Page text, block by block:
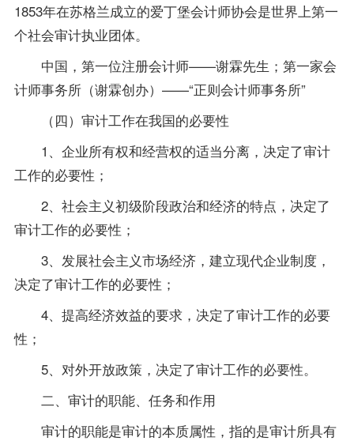
1853年在苏格兰成立的爱丁堡会计师协会是世界上第一
个社会审计执业团体。
中国，第一位注册会计师——谢霖先生；第一家会
计师事务所（谢霖创办）——“正则会计师事务所”
（四）审计工作在我国的必要性
1、企业所有权和经营权的适当分离，决定了审计
工作的必要性；
2、社会主义初级阶段政治和经济的特点，决定了
审计工作的必要性；
3、发展社会主义市场经济，建立现代企业制度，
决定了审计工作的必要性；
4、提高经济效益的要求，决定了审计工作的必要
性；
5、对外开放政策 ，决定了审计工作的必要性。
二、审计的职能、任务和作用
审计的职能是审计的本质属性，指的是审计所具有